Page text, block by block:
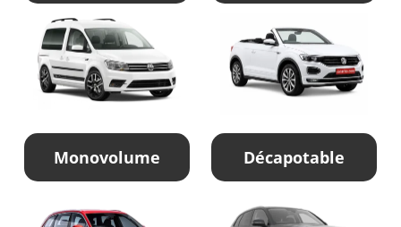
Monovolume Décapotable